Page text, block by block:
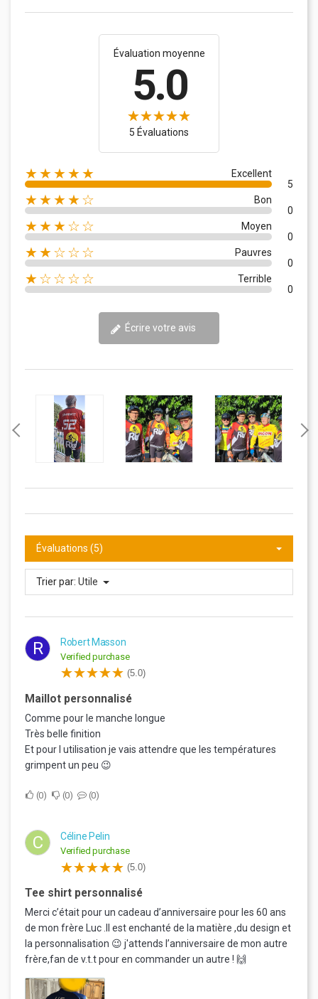
Évaluation moyenne
5.0
5 Évaluations
★★★★★
Excellent
5
★★★★☆
Bon
0
★★★☆☆
Moyen
0
★★☆☆☆
Pauvres
0
★☆☆☆☆
Terrible
0
Écrire votre avis
Évaluations (5)
Trier par: Utile
R Robert Masson
Verified purchase
(5.0)
Maillot personnalisé
Comme pour le manche longue
Très belle finition
Et pour l utilisation je vais attendre que les températures
grimpent un peu 😉
0 0 0
C Céline Pelin
Verified purchase
(5.0)
Tee shirt personnalisé
Merci c’était pour un cadeau d’anniversaire pour les 60 ans
de mon frère Luc .Il est enchanté de la matière ,du design et
la personnalisation 😉 j'attends l’anniversaire de mon autre
frère,fan de v.t.t pour en commander un autre ! 🙌